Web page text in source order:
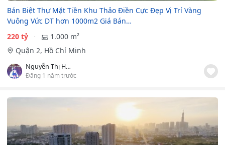
Bán Biệt Thự Mặt Tiền Khu Thảo Điền Cực Đẹp Vị Trí Vàng
Vuông Vức DT hơn 1000m2 Giá Bán…
220 tỷ
1.000 m²
Quận 2, Hồ Chí Minh
Nguyễn Thị Hồng Phượng
Đăng 1 năm trước